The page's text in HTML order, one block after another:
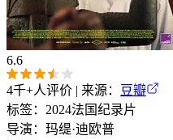
6.6
4千+人评价 | 来源：
豆瓣
标签： 2024法国纪录片
导演： 玛缇·迪欧普